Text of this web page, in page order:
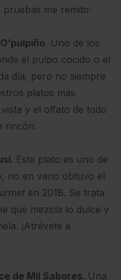
pruebas me remito:
. Uno de los
el pulpo cocido o el
día, pero no siempre
platos más
y el olfato de todo
rincón.
. Este plato es uno de
no en vano obtuvo el
en 2018. Se trata
que mezcla lo dulce y
¡Atrévete a
de Mil Sabores. Una